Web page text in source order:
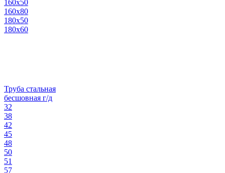
160х50
160х80
180х50
180х60
Труба стальная
бесшовная г/д
32
38
42
45
48
50
51
57